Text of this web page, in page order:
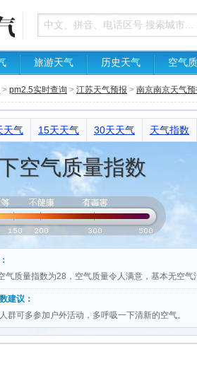
旅游天气 历史天气 空气
> pm2.5实时查询 > 江苏天气预报 > 南京南京天气
天气 15天天气 30天天气 天气指数
空气质量指数
气质量指数为28，空气质量令人满意，基本无空气
建议：
群可多参加户外活动，多呼吸一下清新的空气。